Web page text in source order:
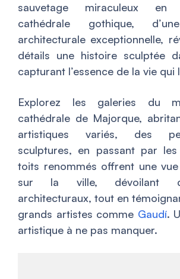
sauvetage miraculeux
cathédrale gothique,
architecturale exceptionnelle,
détails une histoire sculptée
capturant l’essence de la vie qui
Explorez les galeries du
cathédrale de Majorque,
artistiques variés, des
sculptures, en passant par
toits renommés offrent une
sur la ville, dévoilant
architecturaux, tout en
grands artistes comme Gaudí.
artistique à ne pas manquer.